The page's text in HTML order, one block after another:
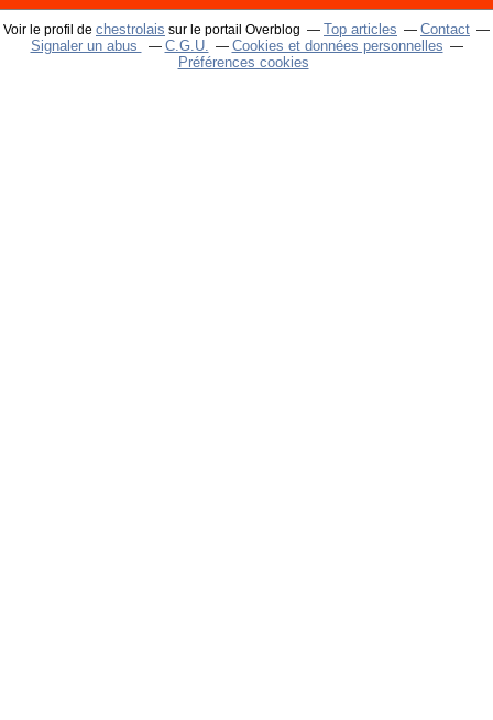
Voir le profil de chestrolais sur le portail Overblog Top articles
Contact
Signaler un abus
C.G.U.
Cookies et données personnelles
Préférences cookies